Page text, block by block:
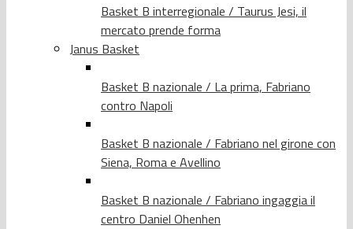
Basket B interregionale / Taurus Jesi, il
mercato prende forma
Janus Basket
Basket B nazionale / La prima, Fabriano
contro Napoli
Basket B nazionale / Fabriano nel girone con
Siena, Roma e Avellino
Basket B nazionale / Fabriano ingaggia il
centro Daniel Ohenhen